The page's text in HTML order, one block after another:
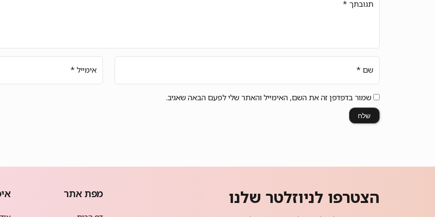
תגובתך *
שם * אימייל *
שמור בדפדפן זה את השם, האימייל והאתר שלי לפעם הבאה שאגיב.
הצטרפו לניוזלטר שלנו מפת אתר